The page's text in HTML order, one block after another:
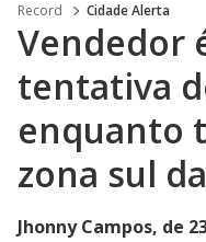
Record Cidade Alerta
Vendedor
tentativa
enquanto
zona sul
Jhonny Campos, de